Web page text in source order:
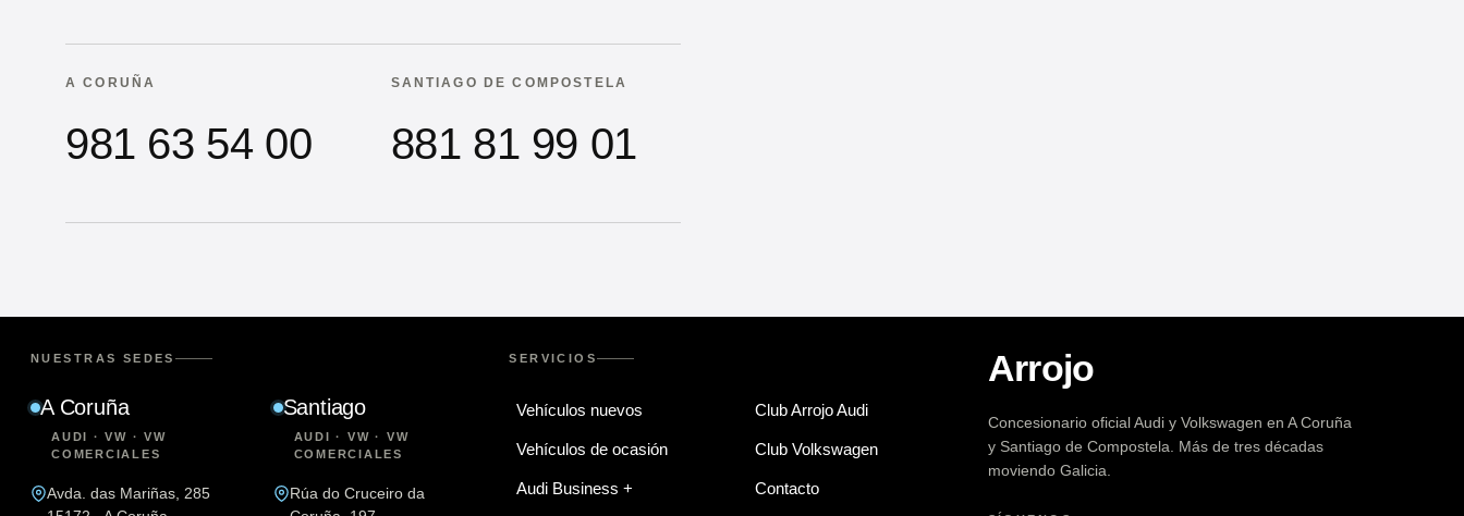
A CORUÑA
981 63 54 00
SANTIAGO DE COMPOSTELA
881 81 99 01
NUESTRAS SEDES
A Coruña
AUDI · VW · VW
COMERCIALES
Avda. das Mariñas, 285
Santiago
AUDI · VW · VW
COMERCIALES
Rúa do Cruceiro da
SERVICIOS
Vehículos nuevos
Vehículos de ocasión
Audi Business +
Club Arrojo Audi
Club Volkswagen
Contacto
Arrojo
Concesionario oficial Audi y Volkswagen en A Coruña
y Santiago de Compostela. Más de tres décadas
moviendo Galicia.